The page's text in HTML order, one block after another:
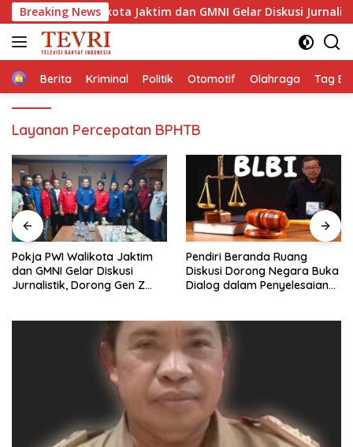
Langsung
ke
konten
Breaking News
PWI Walikota Jaktim dan GMNI Gelar Diskusi Jurnalistik,
HomeBerita Kriminal Politik Otomotif Olahraga Tag
Layanan Percepatan BPHTB
Pendiri Beranda Ruang
Diskusi Dorong Negara Buka
Dialog dalam Penyelesaian
Membaca Pancasilanomics
melalui warisan Sumitro dan
urgensi UU Perekonomian